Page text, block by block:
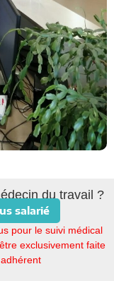
du travail ?
salarié
pour le suivi médical
exclusivement faite